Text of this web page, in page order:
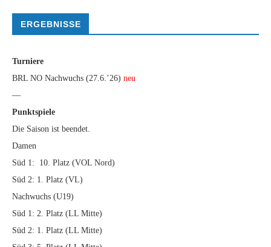
ERGEBNISSE
Turniere
BRL NO Nachwuchs (27.6.’26) neu
—
Punktspiele
Die Saison ist beendet.
Damen
Süd 1: 10. Platz (VOL Nord)
Süd 2: 1. Platz (VL)
Nachwuchs (U19)
Süd 1: 2. Platz (LL Mitte)
Süd 2: 1. Platz (LL Mitte)